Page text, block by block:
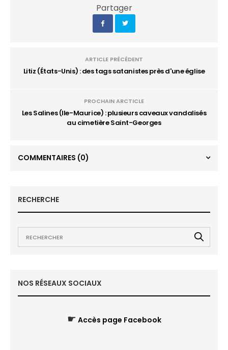
Partager
ARTICLE PRÉCÉDENT
Litiz (États-Unis) : des tags satanistes près d'une église
PROCHAIN ARCTICLE
Les Salines (Ile-Maurice) : plusieurs caveaux vandalisés
au cimetière Saint-Georges
COMMENTAIRES (0)
RECHERCHE
NOS RÉSEAUX SOCIAUX
☛ Accès page Facebook